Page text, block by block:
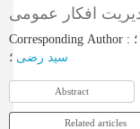
Corresponding Author :
سید رضی ؛
Abstract
Related articles